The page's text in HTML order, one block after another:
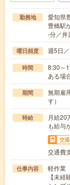
勤務地
愛知県
豊橋駅
-分／井
曜日頻度 週5日
時間
8:30～
ある場
期間
無期雇
す）
時給
月給
も給与
交
交通費
仕事内容
軽作業
【未